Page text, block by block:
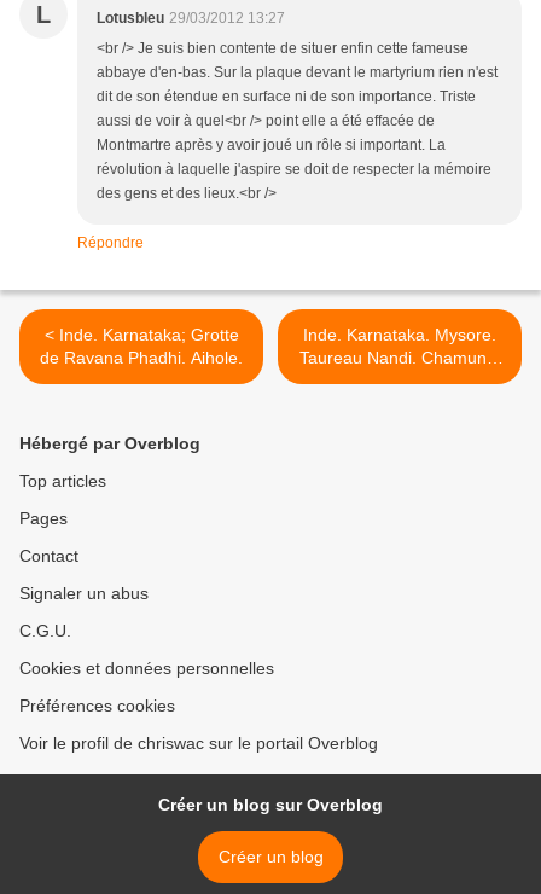
L Lotusbleu 29/03/2012 13:27
<br /> Je suis bien contente de situer enfin cette fameuse
abbaye d'en-bas. Sur la plaque devant le martyrium rien n'est
dit de son étendue en surface ni de son importance. Triste
aussi de voir à quel<br /> point elle a été effacée de
Montmartre après y avoir joué un rôle si important. La
révolution à laquelle j'aspire se doit de respecter la mémoire
des gens et des lieux.<br />
Répondre
< Inde. Karnataka; Grotte
de Ravana Phadhi. Aihole.
Inde. Karnataka. Mysore.
Taureau Nandi. Chamundi
Hill. Les sept plus grands
Hébergé par Overblog
Top articles
Pages
Contact
Signaler un abus
C.G.U.
Cookies et données personnelles
Préférences cookies
Voir le profil de chriswac sur le portail Overblog
Créer un blog sur Overblog
Créer un blog